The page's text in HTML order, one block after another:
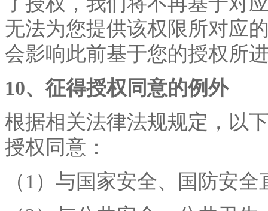
无法为您提供该权限所对应
会影响此前基于您的授权所
10、征得授权同意的例外
根据相关法律法规规定，以
授权同意：
（ 1）与国家安全、国防安全